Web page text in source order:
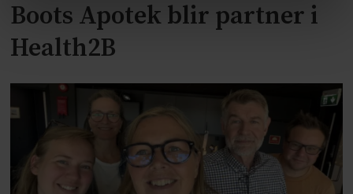
Boots Apotek blir partner i
Health2B